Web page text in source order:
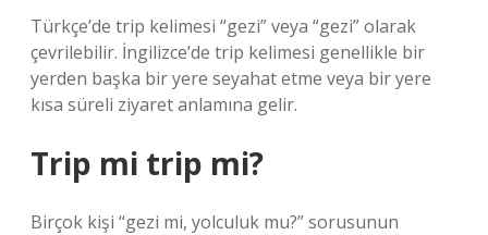
Türkçe’de trip kelimesi “gezi” veya “gezi” olarak
çevrilebilir. İngilizce’de trip kelimesi genellikle bir
yerden başka bir yere seyahat etme veya bir yere
kısa süreli ziyaret anlamına gelir.
Trip mi trip mi?
Birçok kişi “gezi mi, yolculuk mu?” sorusunun